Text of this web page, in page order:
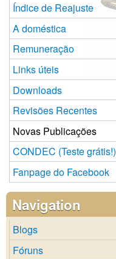
Índice de Reajuste
A doméstica
Remuneração
Links úteis
Downloads
Revisões Recentes
Novas Publicações
CONDEC (Teste grátis!)
Fanpage do Facebook
Navigation
Blogs
Fóruns